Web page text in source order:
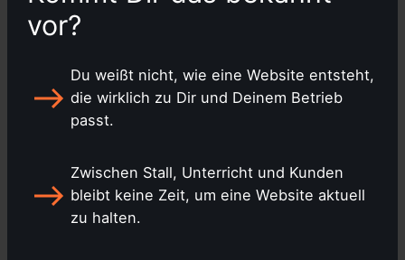
vor?
Du weißt nicht, wie eine Website entsteht,
die wirklich zu Dir und Deinem Betrieb
passt.
Zwischen Stall, Unterricht und Kunden
bleibt keine Zeit, um eine Website aktuell
zu halten.